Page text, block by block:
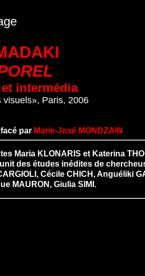
intermédia
visuels», Paris, 2006
par Marie-José MONDZAIN
Maria KLONARIS et Katerina
des études inédites de
Cécile CHICH, Anguéliki
MAURON, Giulia SIMI.